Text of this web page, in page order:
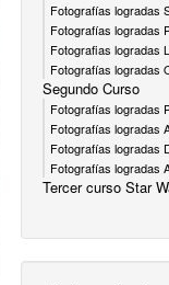
Fotografías logradas
Fotografías logradas
Fotografias logradas
Fotografías logradas
Segundo Curso
Fotografías logradas
Fotografías logradas
Fotografías logradas
Fotografías logradas
Tercer curso Star